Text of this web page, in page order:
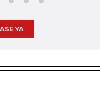
YA